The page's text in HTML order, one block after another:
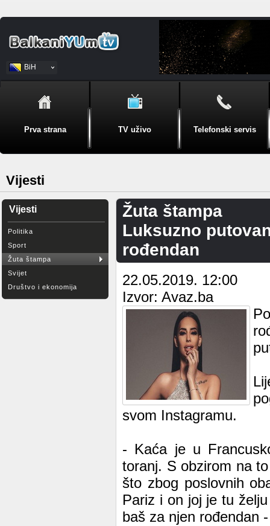
BiH
Srpski
Prva strana TV uživo Telefonski servis
Vijesti
Vijesti
Politika
Sport
Žuta štampa
Svijet
Društvo i ekonomija
Žuta štampa
Luksuzno
rođendan
22.05.2019. 12:00
Izvor: Avaz.ba
svom Instagramu.
- Kaća je u
toranj. S obzirom na
što zbog poslovnih
Pariz i on joj je tu
baš za njen rođendan